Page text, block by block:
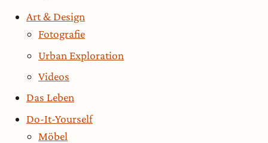
Art & Design
Fotografie
Urban Exploration
Videos
Das Leben
Do-It-Yourself
Möbel